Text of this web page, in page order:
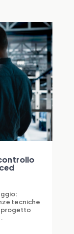
tecniche
progetto